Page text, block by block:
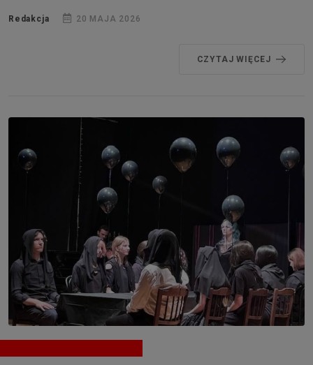
Redakcja 20 MAJA 2026
CZYTAJ WIĘCEJ